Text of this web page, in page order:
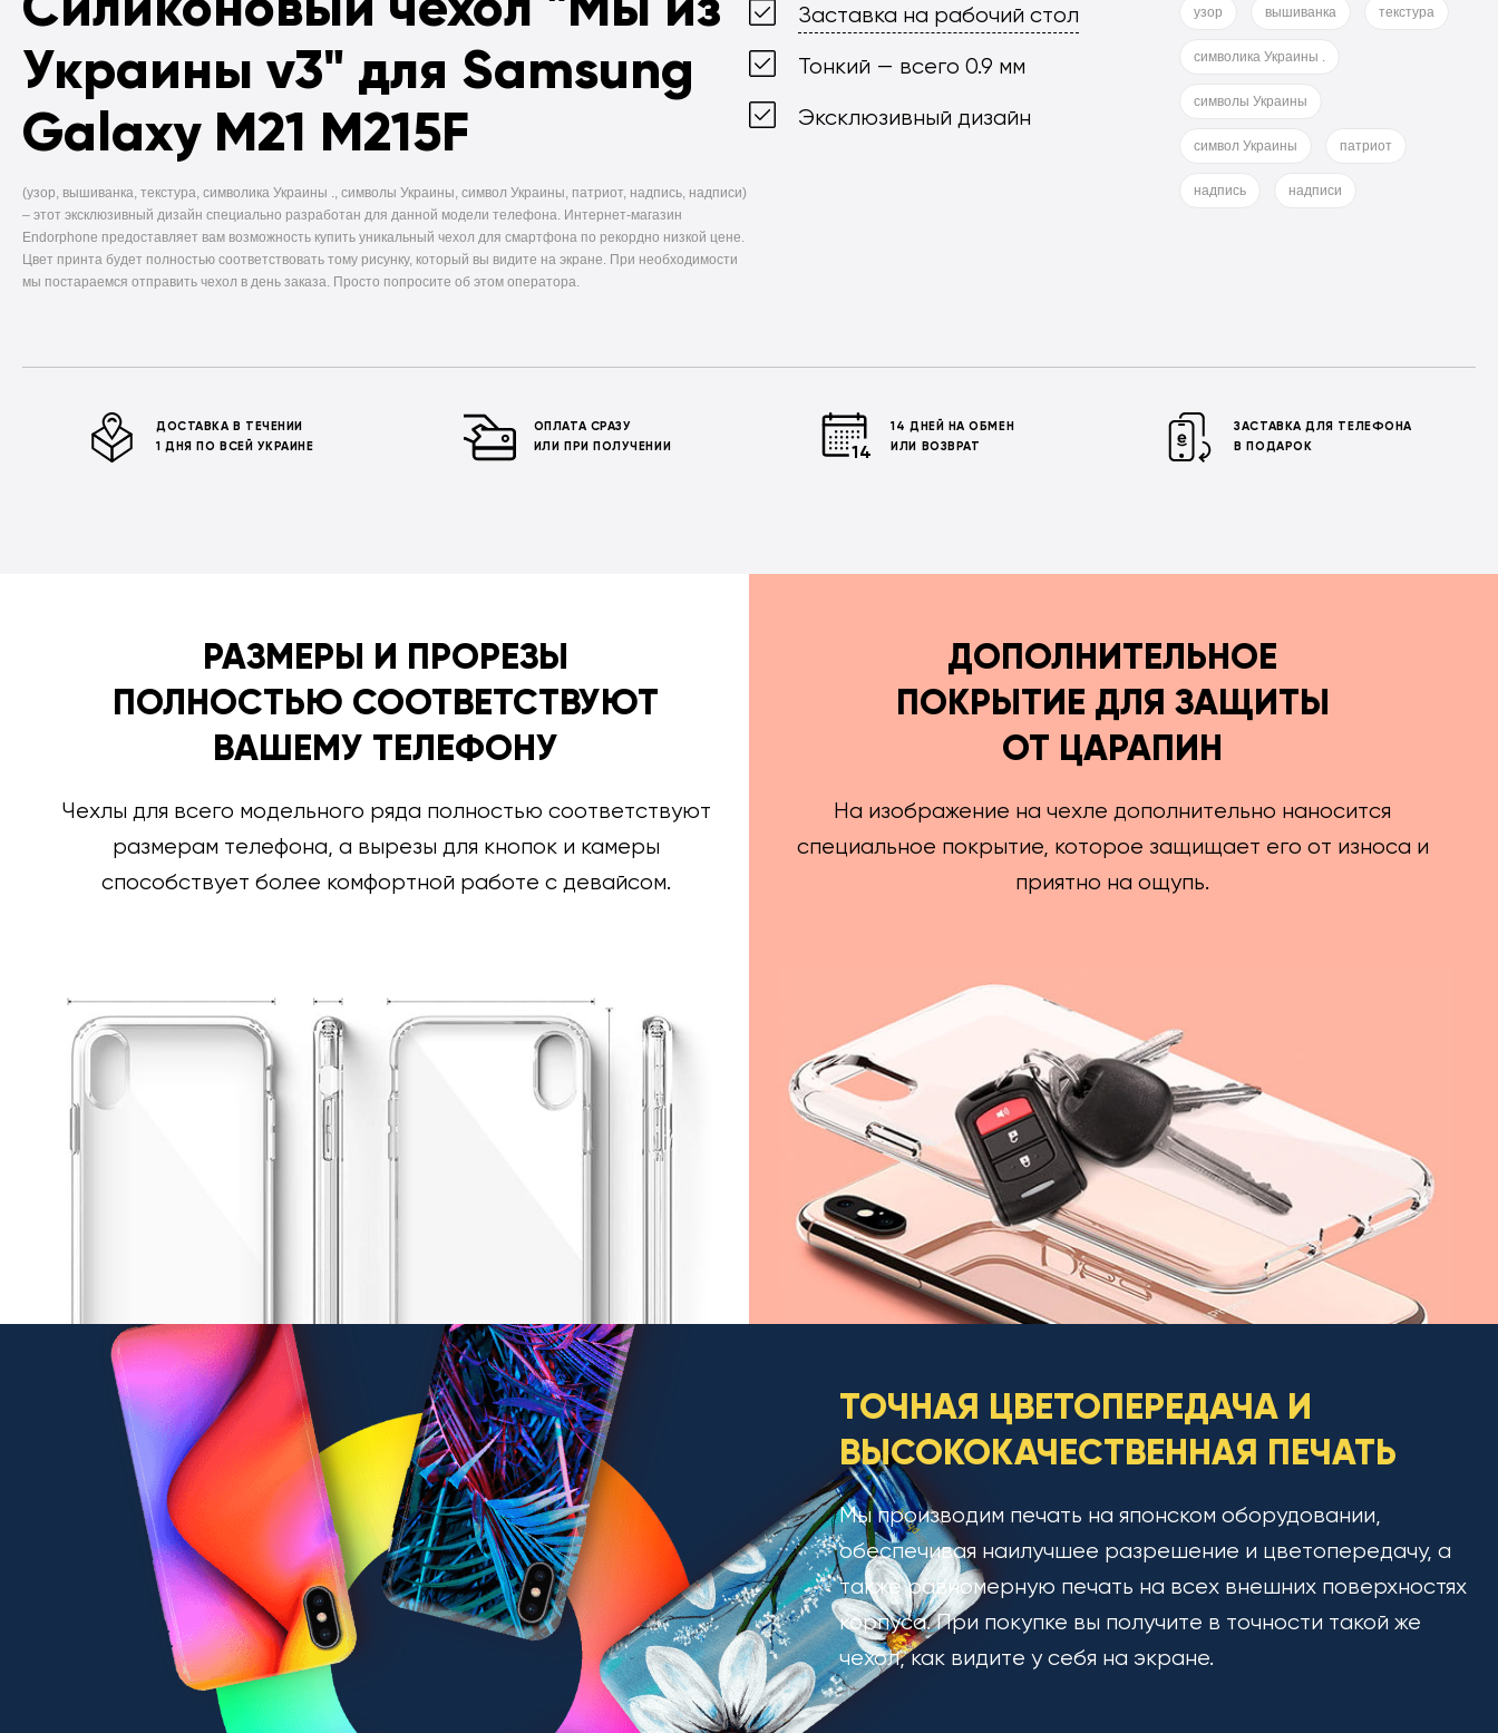
Украины v3" для Samsung
Galaxy M21 M215F
(узор, вышиванка, текстура, символика Украины ., символы Украины, символ Украины, патриот, надпись, надписи)
– этот эксклюзивный дизайн специально разработан для данной модели телефона. Интернет-магазин
Endorphone предоставляет вам возможность купить уникальный чехол для смартфона по рекордно низкой цене.
Цвет принта будет полностью соответствовать тому рисунку, который вы видите на экране. При необходимости
мы постараемся отправить чехол в день заказа. Просто попросите об этом оператора.
Заставка на рабочий стол
Тонкий — всего 0.9 мм
Эксклюзивный дизайн
узор вышиванка текстура
символика Украины .
символы Украины
символ Украины патриот
надпись надписи
ДОСТАВКА В ТЕЧЕНИИ
1 ДНЯ ПО ВСЕЙ УКРАИНЕ
ОПЛАТА СРАЗУ
ИЛИ ПРИ ПОЛУЧЕНИИ
14 ДНЕЙ НА ОБМЕН
ИЛИ ВОЗВРАТ
ЗАСТАВКА ДЛЯ ТЕЛЕФОНА
В ПОДАРОК
РАЗМЕРЫ И ПРОРЕЗЫ
ПОЛНОСТЬЮ СООТВЕТСТВУЮТ
ВАШЕМУ ТЕЛЕФОНУ
Чехлы для всего модельного ряда полностью соответствуют
размерам телефона, а вырезы для кнопок и камеры
способствует более комфортной работе с девайсом.
ДОПОЛНИТЕЛЬНОЕ
ПОКРЫТИЕ ДЛЯ ЗАЩИТЫ
ОТ ЦАРАПИН
На изображение на чехле дополнительно наносится
специальное покрытие, которое защищает его от износа и
приятно на ощупь.
ТОЧНАЯ ЦВЕТОПЕРЕДАЧА И
ВЫСОКОКАЧЕСТВЕННАЯ ПЕЧАТЬ
Мы производим печать на японском оборудовании,
обеспечивая наилучшее разрешение и цветопередачу, а
также равномерную печать на всех внешних поверхностях
корпуса. При покупке вы получите в точности такой же
чехол, как видите у себя на экране.